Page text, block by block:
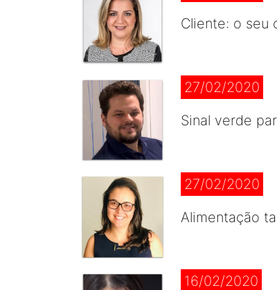
Cliente: o seu
27/02/2020
Sinal verde
27/02/2020
Alimentação
16/02/2020